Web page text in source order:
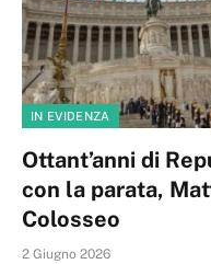
IN EVIDENZA
Ottant’anni di
con la parata,
Colosseo
2 Giugno 2026